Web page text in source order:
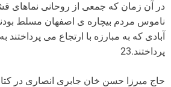
در آن زمان که جمعی از روحانی نماهای
ناموس مردم بیچاره ی اصفهان مسلط
آبادی که به مبارزه با ارتجاع می
پرداختند.23
حاج میرزا حسن خان جابری انصاری در